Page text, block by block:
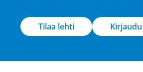
Tilaa lehti